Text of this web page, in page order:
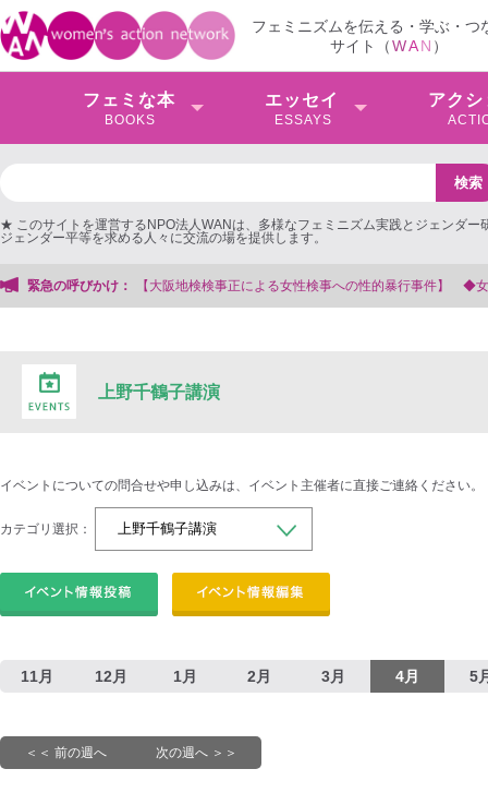
フェミニズムを伝える・学ぶ・つ
サイト（WAN ）
フェミな本
BOOKS
エッセイ
ESSAYS
アクシ
★ このサイトを運営するNPO法人WANは、多様なフェミニズム実践とジェンダー
ジェンダー平等を求める人々に交流の場を提供します。
緊急の呼びかけ： 【大阪地検検事正による女性検事への性的暴行事件】 ◆
上野千鶴子講演
イベントについての問合せや申し込みは、イベント主催者に直接ご連絡ください。
カテゴリ選択：
11月 12月 1月 2月 3月 4月 5
＜＜ 前の週へ 次の週へ ＞＞